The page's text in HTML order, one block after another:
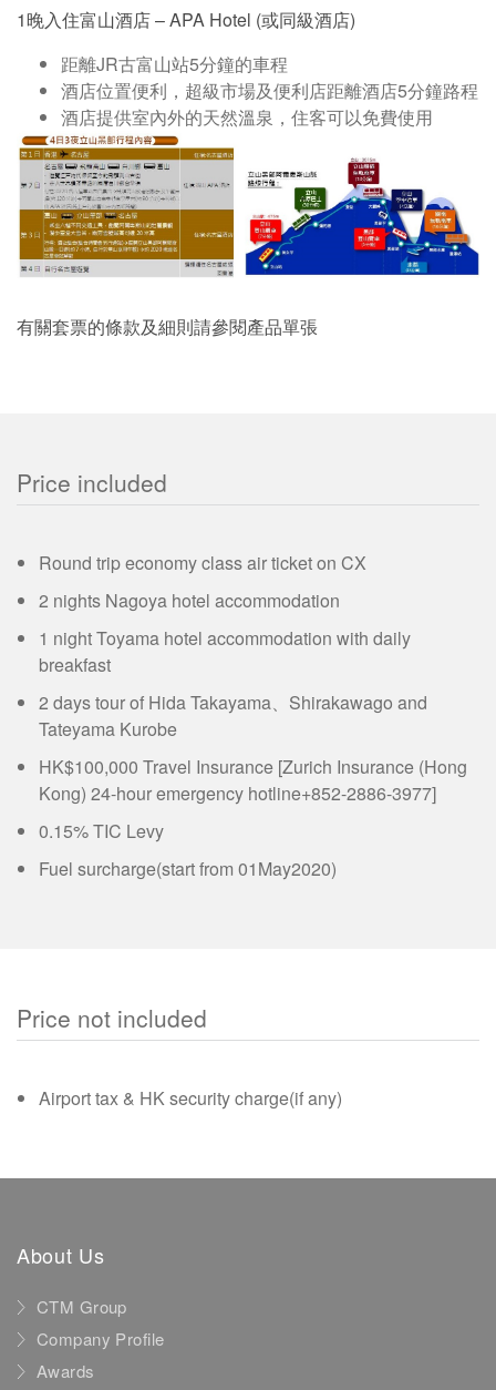
1晚入住富山酒店 – APA Hotel (或同級酒店)
距離JR古富山站5分鐘的車程
酒店位置便利，超級市場及便利店距離酒店5分鐘路程
酒店提供室內外的天然溫泉，住客可以免費使用
有關套票的條款及細則請參閱產品單張
Price included
Round trip economy class air ticket on CX
2 nights Nagoya hotel accommodation
1 night Toyama hotel accommodation with daily
breakfast
2 days tour of Hida Takayama、Shirakawago and
Tateyama Kurobe
HK$100,000 Travel Insurance [Zurich Insurance (Hong
Kong) 24-hour emergency hotline+852-2886-3977]
0.15% TIC Levy
Fuel surcharge(start from 01May2020)
Price not included
Airport tax & HK security charge(if any)
About Us
CTM Group
Company Profile
Awards